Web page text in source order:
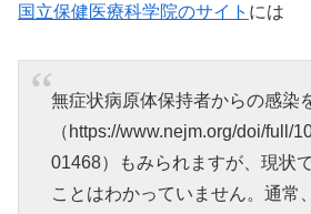
国立保健医療科学院のサイト には
無症状病原体保持者からの感染
（https://www.nejm.org/doi/full/
01468）もみられますが、現状
ことはわかっていません。通常